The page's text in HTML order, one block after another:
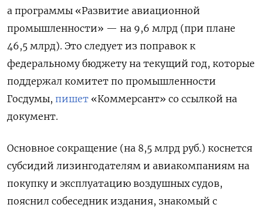
а программы «Развитие авиационной
промышленности» — на 9,6 млрд (при плане
46,5 млрд). Это следует из поправок к
федеральному бюджету на текущий год, которые
поддержал комитет по промышленности
Госдумы, пишет «Коммерсант» со ссылкой на
документ.
Основное сокращение (на 8,5 млрд руб.) коснется
субсидий лизингодателям и авиакомпаниям на
покупку и эксплуатацию воздушных судов,
пояснил собеседник издания, знакомый с